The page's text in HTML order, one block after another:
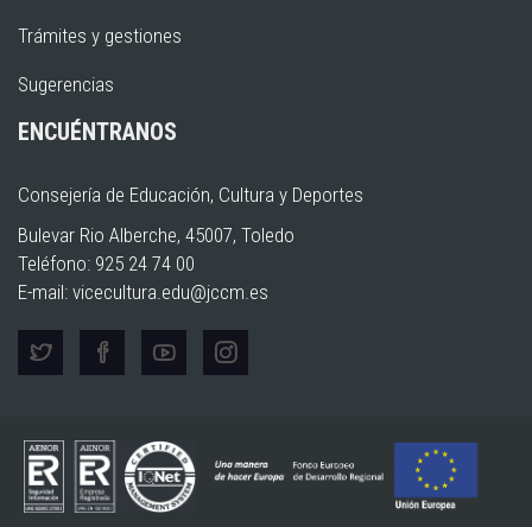
Trámites y gestiones
Sugerencias
ENCUÉNTRANOS
Consejería de Educación, Cultura y Deportes
Bulevar Rio Alberche, 45007, Toledo
Teléfono: 925 24 74 00
E-mail: vicecultura.edu@jccm.es